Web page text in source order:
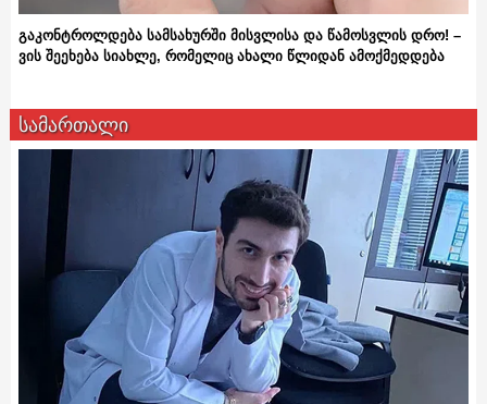
გაკონტროლდება სამსახურში მისვლისა და წამოსვლის დრო! –
ვის შეეხება სიახლე, რომელიც ახალი წლიდან ამოქმედდება
სამართალი